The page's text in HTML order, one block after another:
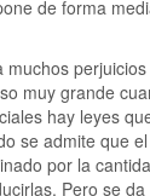
de forma
muchos
muy grande
hay leyes
se admite que
por la
Pero se